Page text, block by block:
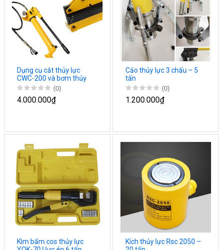
Dụng cụ cắt thủy lực
CWC-200 và bơm thủy
lực thủ công(0)
4.000.000₫
Cảo thủy lực 3 chấu – 5
tấn
(0)
1.200.000₫
Kìm bấm cos thủy lực
Kích thủy lực Rsc 2050 –